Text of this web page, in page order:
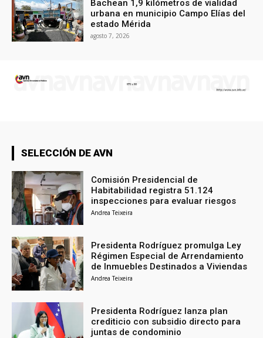
Bachean 1,9 kilómetros de vialidad
urbana en municipio Campo Elías del
estado Mérida
agosto 7, 2026
SELECCIÓN DE AVN
Comisión Presidencial de
Habitabilidad registra 51.124
inspecciones para evaluar riesgos
Andrea Teixeira
Presidenta Rodríguez promulga Ley
Régimen Especial de Arrendamiento
de Inmuebles Destinados a Viviendas
Andrea Teixeira
Presidenta Rodríguez lanza plan
crediticio con subsidio directo para
juntas de condominio